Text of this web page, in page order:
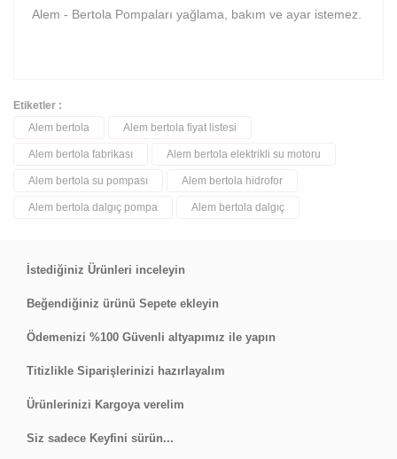
Alem - Bertola Pompaları yağlama, bakım ve ayar istemez.
Bu ürüne ilk yorumu siz yapın!
Yorum Yaz
Etiketler :
Alem bertola
Alem bertola fiyat listesi
Alem bertola fabrikası Alem bertola elektrikli su motoru
Alem bertola su pompası Alem bertola hidrofor
Alem bertola dalgıç pompa Alem bertola dalgıç
İstediğiniz Ürünleri inceleyin
Beğendiğiniz ürünü Sepete ekleyin
Ödemenizi %100 Güvenli altyapımız ile yapın
Titizlikle Siparişlerinizi hazırlayalım
Ürünlerinizi Kargoya verelim
Siz sadece Keyfini sürün...